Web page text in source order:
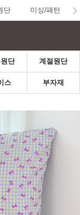
단 미싱/패턴
단 계절원단
스 부자재